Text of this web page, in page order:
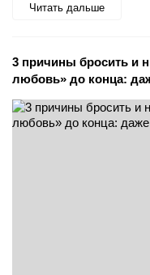
Читать дальше
3 причины бросить и
любовь» до конца: